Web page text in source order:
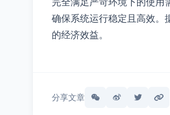
确保系统运行稳定且高效。
的经济效益。
分享文章